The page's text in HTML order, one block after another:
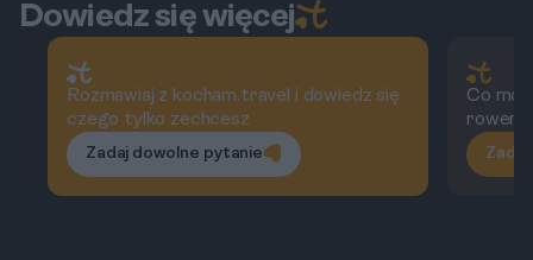
Dowiedz się więcej
Rozmawiaj z kocham.travel i dowiedz się
czego tylko zechcesz
Zadaj dowolne pytanie
Co